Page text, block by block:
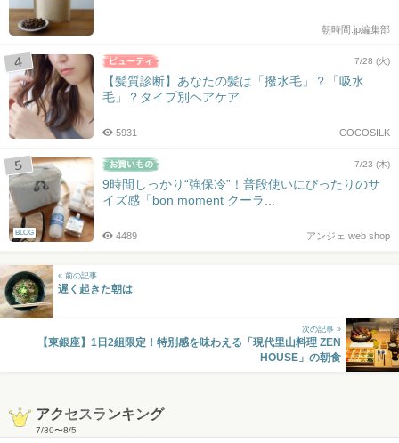
朝時間.jp編集部
7/28 (火)
【髪質診断】あなたの髪は「撥水毛」？「吸水
毛」？タイプ別ヘアケア
COCOSILK
5931
BLOG
7/23 (木)
9時間しっかり“強保冷”！普段使いにぴったりのサ
イズ感「bon moment クーラ...
アンジェ web shop
4489
« 前の記事
遅く起きた朝は
次の記事 »
【東銀座】1日2組限定！特別感を味わえる「現代里山料理 ZEN
HOUSE」の朝食
アクセスランキング
7/30〜8/5